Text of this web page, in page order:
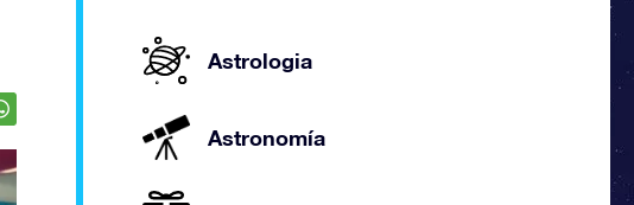
Astrologia
Astronomía